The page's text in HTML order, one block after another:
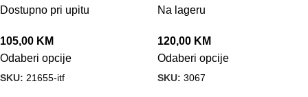
Dostupno pri upitu
105,00 KM
Odaberi opcije
SKU: 21655-itf
Na lageru
120,00 KM
Odaberi opcije
SKU: 3067